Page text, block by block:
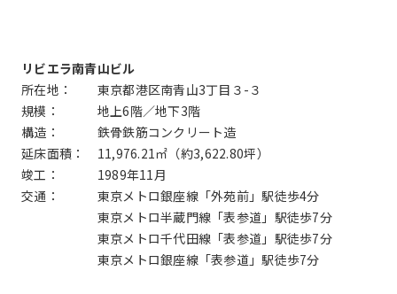
リビエラ南青山ビル
所在地： 東京都港区南青山3丁目３-３
規模： 地上6階／地下3階
構造： 鉄骨鉄筋コンクリート造
延床面積： 11,976.21㎡（約3,622.80坪）
竣工： 1989年11月
交通： 東京メトロ銀座線「外苑前」駅徒歩4分
東京メトロ半蔵門線「表参道」駅徒歩7分
東京メトロ千代田線「表参道」駅徒歩7分
東京メトロ銀座線「表参道」駅徒歩7分